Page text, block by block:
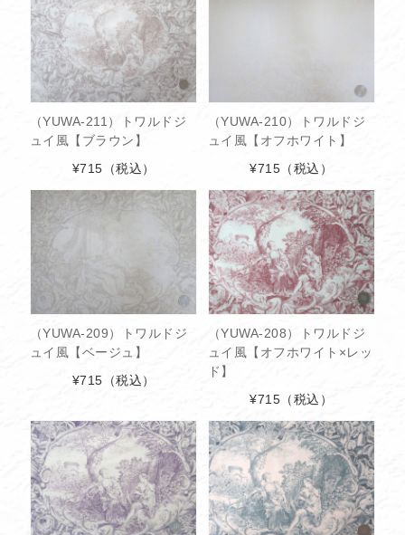
（YUWA-211）トワルドジ
ュイ風【ブラウン】
¥715 （税込）
（YUWA-210）トワルドジ
ュイ風【オフホワイト】
¥715 （税込）
（YUWA-209）トワルドジ
ュイ風【ベージュ】
¥715 （税込）
（YUWA-208）トワルドジ
ュイ風【オフホワイト×レッ
ド】
¥715 （税込）